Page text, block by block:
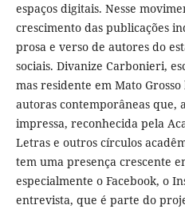
espaços digitais. Nesse
crescimento das publicações
prosa e verso de autores do
sociais. Divanize Carbonieri,
mas residente em Mato
autoras contemporâneas que,
impressa, reconhecida pela
Letras e outros círculos
tem uma presença crescente
especialmente o Facebook, o
entrevista, que é parte do